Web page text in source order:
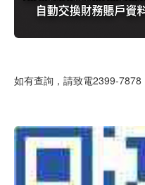
如有查詢，請致電2399-7878